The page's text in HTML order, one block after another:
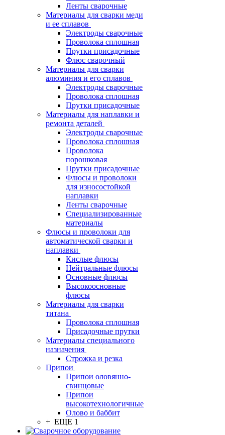
Ленты сварочные
Материалы для сварки меди
и ее сплавов
Электроды сварочные
Проволока сплошная
Прутки присадочные
Флюс сварочный
Материалы для сварки
алюминия и его сплавов
Электроды сварочные
Проволока сплошная
Прутки присадочные
Материалы для наплавки и
ремонта деталей
Электроды сварочные
Проволока сплошная
Проволока
порошковая
Прутки присадочные
Флюсы и проволоки
для износостойкой
наплавки
Ленты сварочные
Специализированные
материалы
Флюсы и проволоки для
автоматической сварки и
наплавки
Кислые флюсы
Нейтральные флюсы
Основные флюсы
Высокоосновные
флюсы
Материалы для сварки
титана
Проволока сплошная
Присадочные прутки
Материалы специального
назначения
Строжка и резка
Припои
Припои оловянно-
свинцовые
Припои
высокотехнологичные
Олово и баббит
+ ЕЩЕ 1